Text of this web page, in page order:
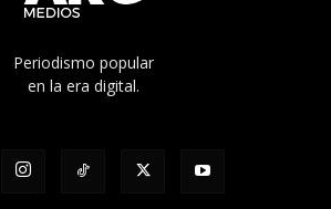
Periodismo popular
en la era digital.